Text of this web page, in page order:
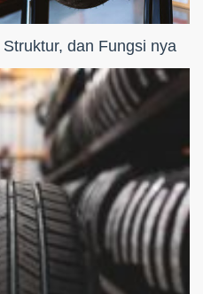
dan Fungsi nya